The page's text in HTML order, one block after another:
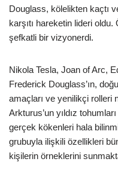
Douglass, kölelikten kaçtı
karşıtı hareketin lideri
şefkatli bir vizyonerdi.
Nikola Tesla, Joan of Arc,
Frederick Douglass’ın,
amaçları ve yenilikçi rolleri
Arkturus’un yıldız
gerçek kökenleri hala
grubuyla ilişkili özellikleri
kişilerin örneklerini